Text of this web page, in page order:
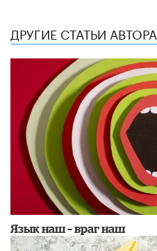
ДРУГИЕ СТАТЬИ АВТОРА
Язык наш – враг наш